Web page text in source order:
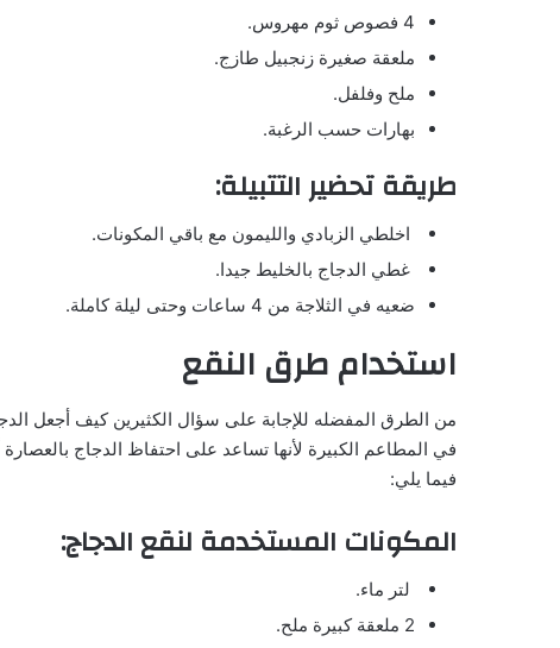
4 فصوص ثوم مهروس.
ملعقة صغيرة زنجبيل طازج.
ملح وفلفل.
بهارات حسب الرغبة.
طريقة تحضير التتبيلة:
اخلطي الزبادي والليمون مع باقي المكونات.
غطي الدجاج بالخليط جيدا.
ضعيه في الثلاجة من 4 ساعات وحتى ليلة كاملة.
استخدام طرق النقع
من الطرق المفضله للإجابة على سؤال الكثيرين كيف أجعل
في المطاعم الكبيرة لأنها تساعد على احتفاظ الدجاج
فيما يلي:
المكونات المستخدمة لنقع الدجاج:
لتر ماء.
2 ملعقة كبيرة ملح.